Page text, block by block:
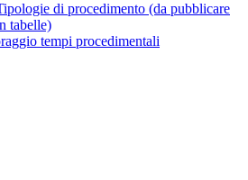
di procedimento (da pubblicare
tabelle)
tempi procedimentali